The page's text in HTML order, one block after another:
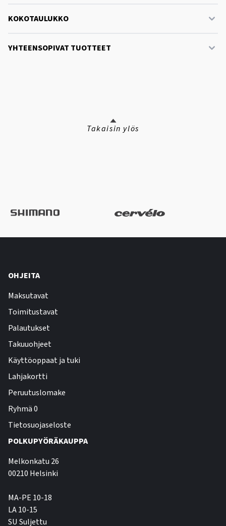
KOKOTAULUKKO
YHTEENSOPIVAT TUOTTEET
Takaisin ylös
OHJEITA
Maksutavat
Toimitustavat
Palautukset
Takuuohjeet
Käyttöoppaat ja tuki
Lahjakortti
Peruutuslomake
Ryhmä 0
Tietosuojaseloste
POLKUPYÖRÄKAUPPA
Melkonkatu 26
00210 Helsinki
MA-PE 10-18
LA 10-15
SU Suljettu